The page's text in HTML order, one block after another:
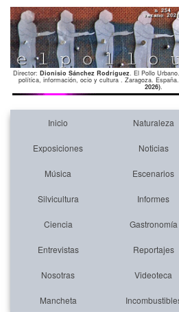
Director: Dionisio Sánchez Rodríguez. El Pollo
política, información, ocio y cultura . Zaragoza. España.
2026).
Inicio Naturaleza
Exposiciones Noticias
Música Escenarios
Silvicultura Informes
Ciencia Gastronomía
Entrevistas Reportajes
Nosotras Videoteca
Mancheta